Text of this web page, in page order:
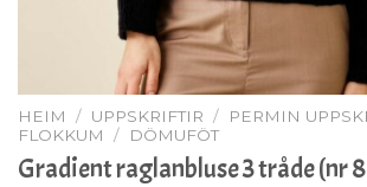
HEIM / UPPSKRIFTIR / PERMIN
FLOKKUM
/ DÖMUFÖT
Gradient raglanbluse 3 tråde (nr